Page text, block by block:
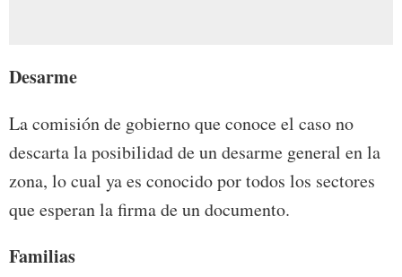
Desarme
La comisión de gobierno que conoce el caso no
descarta la posibilidad de un desarme general en la
zona, lo cual ya es conocido por todos los sectores
que esperan la firma de un documento.
Familias